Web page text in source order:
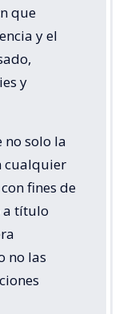
que
y el
y
no solo la
cualquier
fines de
a título
no las